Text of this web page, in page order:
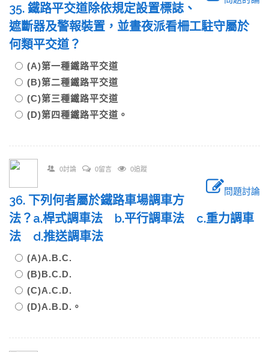
35. 鐵路平交道除依規定設置標誌、
遮斷器及警報裝置，並晝夜派看柵工駐守屬於
何類平交道？
(A)第一種鐵路平交道
(B)第二種鐵路平交道
(C)第三種鐵路平交道
(D)第四種鐵路平交道。
0討論 0留言 0追蹤
問題討論
36. 下列何者屬於鐵路車場調車方
法？a.桿式調車法 b.平行調車法 c.重力調車
法 d.推送調車法
(A)A.B.C.
(B)B.C.D.
(C)A.C.D.
(D)A.B.D.。